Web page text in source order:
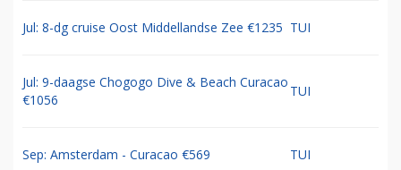
Jul: 8-dg cruise Oost Middellandse Zee €1235 TUI
Jul: 9-daagse Chogogo Dive & Beach Curacao
€1056
TUI
Sep: Amsterdam - Curacao €569 TUI